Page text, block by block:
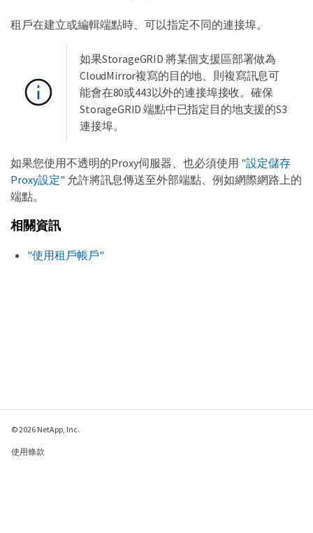
租戶在建立或編輯端點時、可以指定不同的連接埠。
如果StorageGRID 將某個支援區部署做為
CloudMirror複寫的目的地、則複寫訊息可
能會在80或443以外的連接埠接收。確保
StorageGRID 端點中已指定目的地支援的S3
連接埠。
如果您使用不透明的Proxy伺服器、也必須使用 "設定儲存
Proxy設定" 允許將訊息傳送至外部端點、例如網際網路上的
端點。
相關資訊
"使用租戶帳戶"
© 2026 NetApp, Inc.
使用條款